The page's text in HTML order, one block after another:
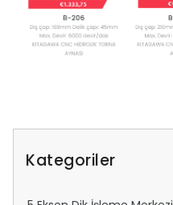
Kategoriler